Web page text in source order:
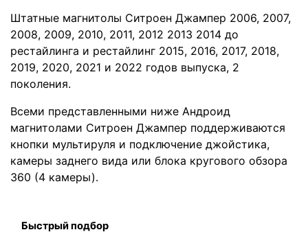
Штатные магнитолы Ситроен Джампер 2006, 2007,
2008, 2009, 2010, 2011, 2012 2013 2014 до
рестайлинга и рестайлинг 2015, 2016, 2017, 2018,
2019, 2020, 2021 и 2022 годов выпуска, 2
поколения.
Всеми представленными ниже Андроид
магнитолами Ситроен Джампер поддерживаются
кнопки мультируля и подключение джойстика,
камеры заднего вида или блока кругового обзора
360 (4 камеры).
Быстрый подбор